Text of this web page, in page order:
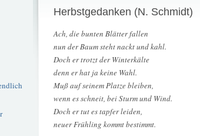
Herbstgedanken (N. Schmidt)
Ach, die bunten Blätter fallen
nun der Baum steht nackt und kahl.
Doch er trotzt der Winterkälte
denn er hat ja keine Wahl.
Muß auf seinem Platze bleiben,
wenn es schneit, bei Sturm und Wind.
Doch er tut es tapfer leiden,
neuer Frühling kommt bestimmt.